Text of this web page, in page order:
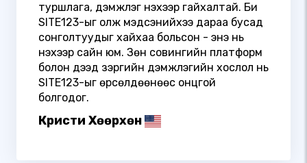
туршлага, дэмжлэг үнэхээр гайхалтай. Би
SITE123-ыг олж мэдсэнийхээ дараа бусад
сонголтуудыг хайхаа больсон - энэ нь
үнэхээр сайн юм. Зөн совингийн платформ
болон дээд зэргийн дэмжлэгийн хослол нь
SITE123-ыг өрсөлдөөнөөс онцгой
болгодог.
Кристи Хөөрхөн